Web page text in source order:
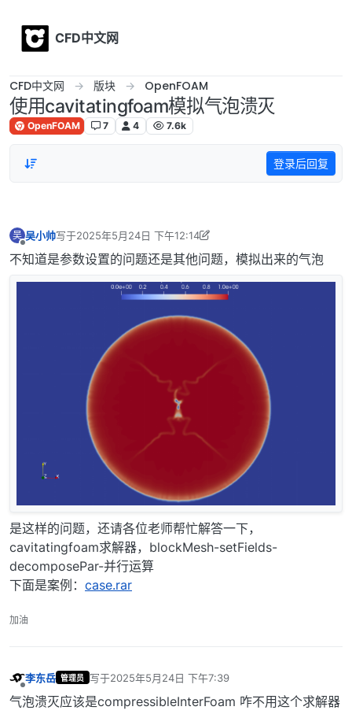
CFD中文网
CFD中文网 版块 OpenFOAM
使用cavitatingfoam模拟气泡溃灭
OpenFOAM 7 4 7.6k
登录后回复
吴
离线
吴小帅写于2025年5月24日 下午12:14
最后由 吴小帅 编辑2025年5月24日 下午8:14
不知道是参数设置的问题还是其他问题，模拟出来的气泡
是这样的问题，还请各位老师帮忙解答一下，
cavitatingfoam求解器，blockMesh-setFields-
decomposePar-并行运算
下面是案例： case.rar
加油
李东岳 管理员 写于2025年5月24日 下午7:39
最后由 编辑
气泡溃灭应该是compressibleInterFoam 咋不用这个求解器